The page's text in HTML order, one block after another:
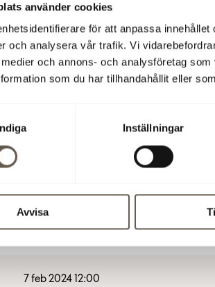
använder cookies
för att anpassa
och analysera vår trafik. Vi
och annons- och analysföretag
som du har tillhandahållit eller
Inställningar
Avvisa
Har
+46 8 555
7 feb 2024 12:00